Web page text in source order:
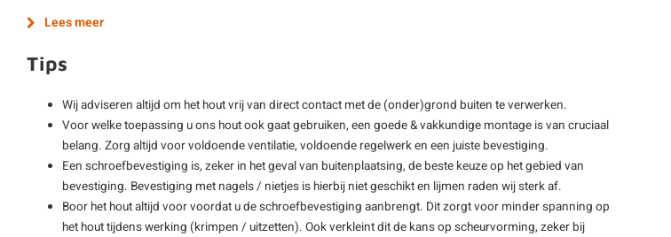
Lees meer
Tips
Wij adviseren altijd om het hout vrij van direct contact met de (onder)grond buiten te verwerken.
Voor welke toepassing u ons hout ook gaat gebruiken, een goede & vakkundige montage is van cruciaal
belang. Zorg altijd voor voldoende ventilatie, voldoende regelwerk en een juiste bevestiging.
Een schroefbevestiging is, zeker in het geval van buitenplaatsing, de beste keuze op het gebied van
bevestiging. Bevestiging met nagels / nietjes is hierbij niet geschikt en lijmen raden wij sterk af.
Boor het hout altijd voor voordat u de schroefbevestiging aanbrengt. Dit zorgt voor minder spanning op
het hout tijdens werking (krimpen / uitzetten). Ook verkleint dit de kans op scheurvorming, zeker bij